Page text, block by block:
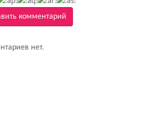
комментарий
нет.